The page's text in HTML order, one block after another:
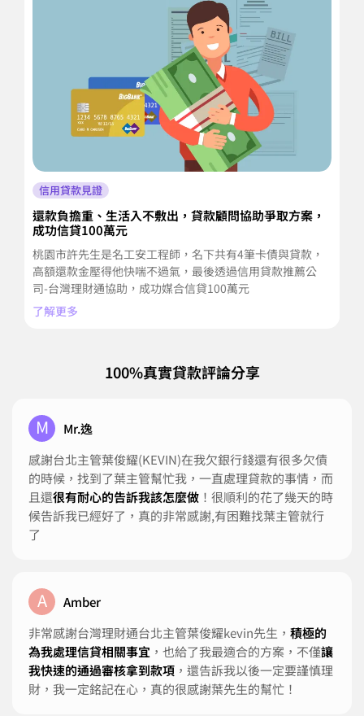
信用貸款見證
還款負擔重、生活入不敷出，貸款顧問協助爭取方案，
成功信貸100萬元
桃園市許先生是名工安工程師，名下共有4筆卡債與貸款，
高額還款金壓得他快喘不過氣，最後透過信用貸款推薦公
司-台灣理財通協助，成功媒合信貸100萬元
了解更多
100%真實貸款評論分享
M
Mr.逸
感謝台北主管葉俊耀(KEVIN)在我欠銀行錢還有很多欠債
的時候，找到了葉主管幫忙我，一直處理貸款的事情，而
且還很有耐心的告訴我該怎麼做 ！很順利的花了幾天的時
候告訴我已經好了，真的非常感謝,有困難找葉主管就行
了
A
Amber
非常感謝台灣理財通台北主管葉俊耀kevin先生， 積極的
為我處理信貸相關事宜 ，也給了我最適合的方案，不僅讓
我快速的通過審核拿到款項 ，還告訴我以後一定要謹慎理
財，我一定銘記在心，真的很感謝葉先生的幫忙！